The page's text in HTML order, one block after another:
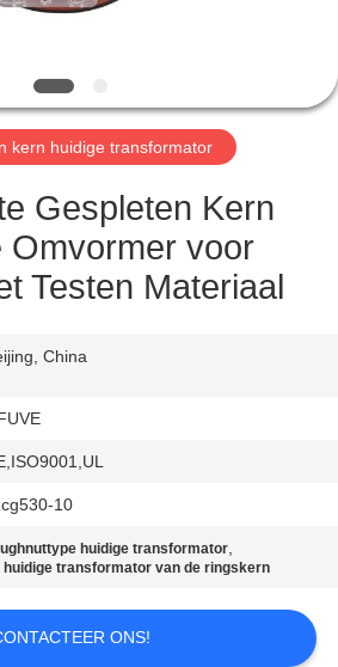
kern huidige transformator
Gespleten Kern
Omvormer voor
Testen Materiaal
China
10
huidige transformator,
huidige transformator van de ringskern
ONS!